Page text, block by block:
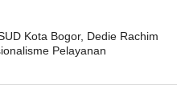
Kota Bogor, Dedie Rachim
Pelayanan